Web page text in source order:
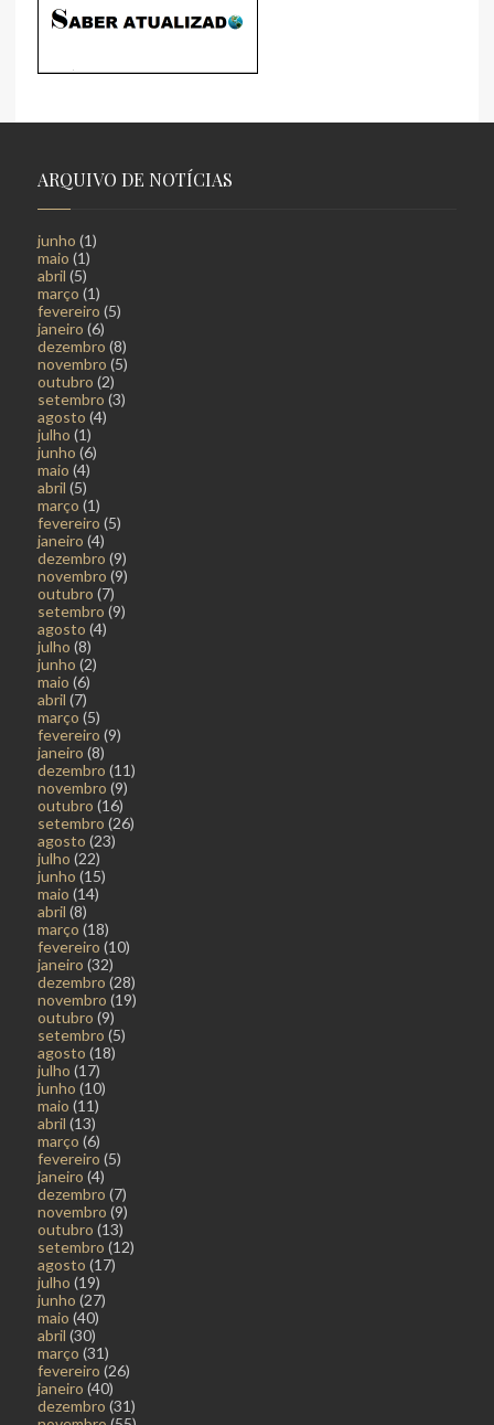
ARQUIVO DE NOTÍCIAS
junho (1)
maio (1)
abril (5)
março (1)
fevereiro (5)
janeiro (6)
dezembro (8)
novembro (5)
outubro (2)
setembro (3)
agosto (4)
julho (1)
junho (6)
maio (4)
abril (5)
março (1)
fevereiro (5)
janeiro (4)
dezembro (9)
novembro (9)
outubro (7)
setembro (9)
agosto (4)
julho (8)
junho (2)
maio (6)
abril (7)
março (5)
fevereiro (9)
janeiro (8)
dezembro (11)
novembro (9)
outubro (16)
setembro (26)
agosto (23)
julho (22)
junho (15)
maio (14)
abril (8)
março (18)
fevereiro (10)
janeiro (32)
dezembro (28)
novembro (19)
outubro (9)
setembro (5)
agosto (18)
julho (17)
junho (10)
maio (11)
abril (13)
março (6)
fevereiro (5)
janeiro (4)
dezembro (7)
novembro (9)
outubro (13)
setembro (12)
agosto (17)
julho (19)
junho (27)
maio (40)
abril (30)
março (31)
fevereiro (26)
janeiro (40)
dezembro (31)